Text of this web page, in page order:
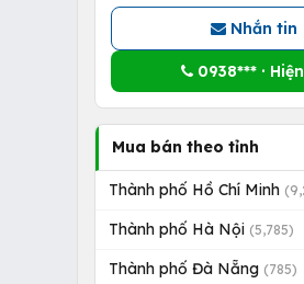
Nhắn tin
0938*** ·
Mua bán theo tỉnh
Thành phố Hồ Chí Minh
Thành phố Hà Nội (5,785)
Thành phố Đà Nẵng (785)